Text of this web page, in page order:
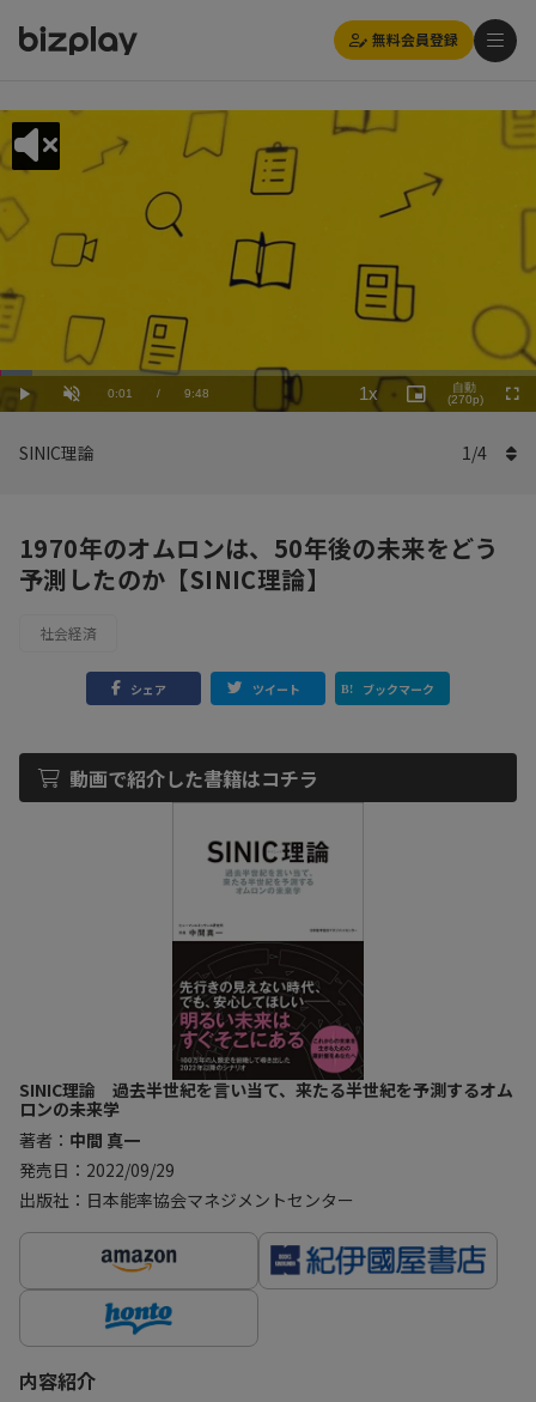
無料会員登録
Play UnmuteCurrent
0:01 / Duration
9:48
Loaded:
6.13%
1x
Playback
Rate
Picture-
in-
自動
(270p)
SINIC理論 1/4
1970年のオムロンは、50年後の未来をどう
予測したのか【SINIC理論】
社会経済
シェア ツイート ブックマーク
動画で紹介した書籍はコチラ
SINIC理論 過去半世紀を言い当て、来たる半世紀を予測するオム
ロンの未来学
著者： 中間 真一
発売日：2022/09/29
出版社：日本能率協会マネジメントセンター
内容紹介